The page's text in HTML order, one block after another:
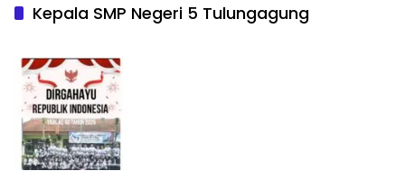
Kepala SMP Negeri 5 Tulungagung